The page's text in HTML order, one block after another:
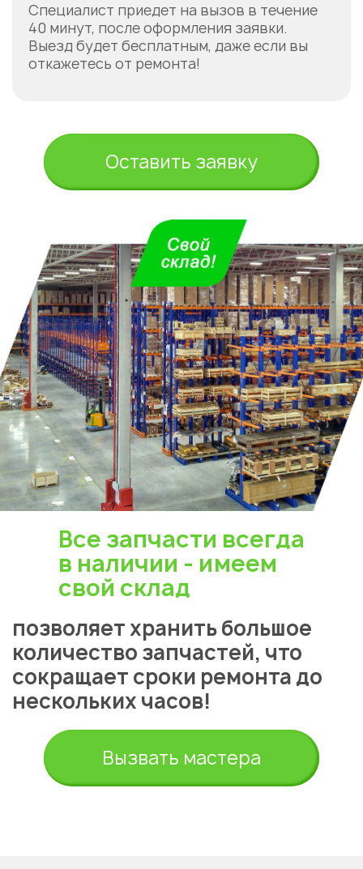
Специалист приедет на вызов в течение
40 минут, после оформления заявки.
Выезд будет бесплатным, даже если вы
откажетесь от ремонта!
Оставить заявку
Все запчасти всегда
в наличии - имеем
свой склад
позволяет хранить большое
количество запчастей, что
сокращает сроки ремонта до
нескольких часов!
Вызвать мастера